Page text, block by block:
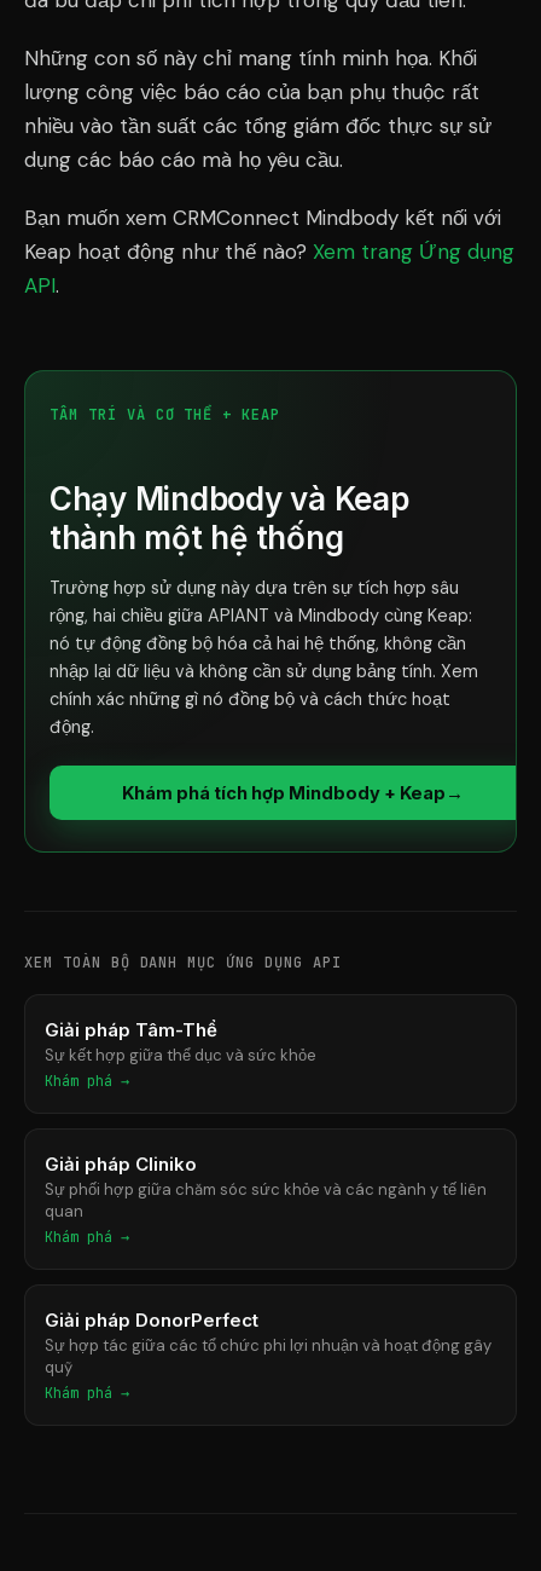
Những con số này chỉ mang tính minh họa. Khối
lượng công việc báo cáo của bạn phụ thuộc rất
nhiều vào tần suất các tổng giám đốc thực sự sử
dụng các báo cáo mà họ yêu cầu.
Bạn muốn xem CRMConnect Mindbody kết nối với
Keap hoạt động như thế nào? Xem trang Ứng dụng
API.
TÂM TRÍ VÀ CƠ THỂ + KEAP
Chạy Mindbody và Keap
thành một hệ thống
Trường hợp sử dụng này dựa trên sự tích hợp sâu
rộng, hai chiều giữa APIANT và Mindbody cùng Keap:
nó tự động đồng bộ hóa cả hai hệ thống, không cần
nhập lại dữ liệu và không cần sử dụng bảng tính. Xem
chính xác những gì nó đồng bộ và cách thức hoạt
động.
Khám phá tích hợp Mindbody + Keap →
XEM TOÀN BỘ DANH MỤC ỨNG DỤNG API
Giải pháp Tâm-Thể
Sự kết hợp giữa thể dục và sức khỏe
Khám phá →
Giải pháp Cliniko
Sự phối hợp giữa chăm sóc sức khỏe và các ngành y tế liên
quan
Khám phá →
Giải pháp DonorPerfect
Sự hợp tác giữa các tổ chức phi lợi nhuận và hoạt động gây
quỹ
Khám phá →